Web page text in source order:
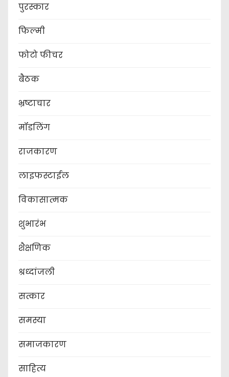
पुरस्कार
फिल्मी
फोटो फीचर
बैठक
भ्रष्टाचार
मॉडलिंग
राजकारण
लाइफस्टाईल
विकासात्मक
शुभारंभ
शैक्षणिक
श्रध्दांजली
सत्कार
समस्या
समाजकारण
साहित्य